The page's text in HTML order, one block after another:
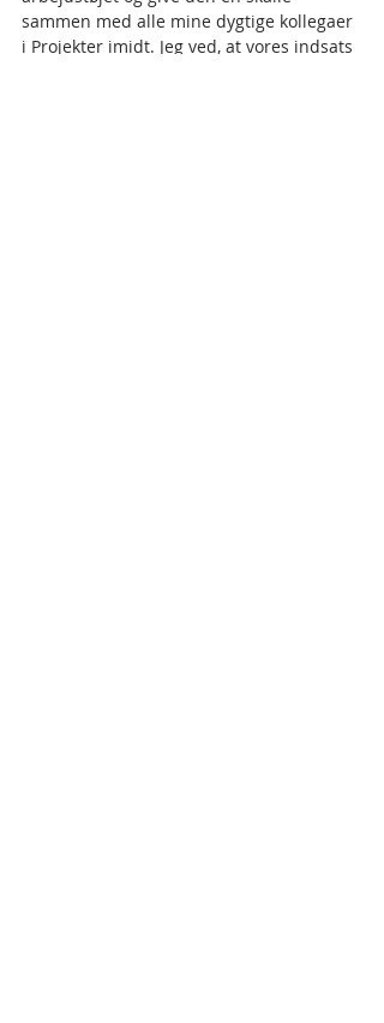
sammen med alle mine dygtige kollegaer
i Projekter imidt. Jeg ved, at vores indsats